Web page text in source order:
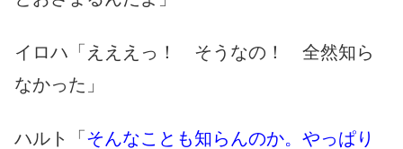
イロハ「えええっ！ そうなの！ 全然知ら
なかった」
ハルト「そんなことも知らんのか。やっぱり